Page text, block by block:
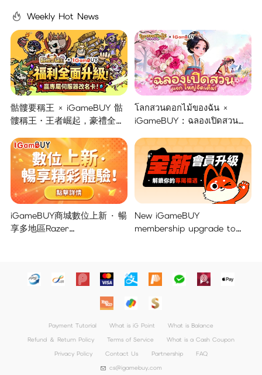
Weekly Hot News
骷髏要稱王 × iGameBUY 骷
髏稱王・王者崛起，豪禮全面
โลกสวนดอกไม้ของฉัน ×
iGameBUY : ฉลองเปิดสวน
iGameBUY商城數位上新 · 暢
享多地區Razer
New iGameBUY
membership upgrade to
Payment Tutorial What is iG Point
What is Balance
Refund ＆ Return Policy
Terms of Service
What is a Cash Coupon
Privacy Policy
Contact Us Partnership
FAQ
cs@igamebuy.com